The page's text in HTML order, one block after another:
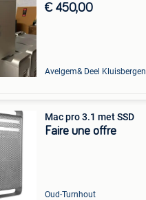
€ 450,00
Avelgem& Deel Kluisbergen
Mac pro 3.1 met SSD
Faire une offre
Oud-Turnhout